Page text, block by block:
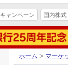
キャンペーン 国内株式
ホーム > マーケ